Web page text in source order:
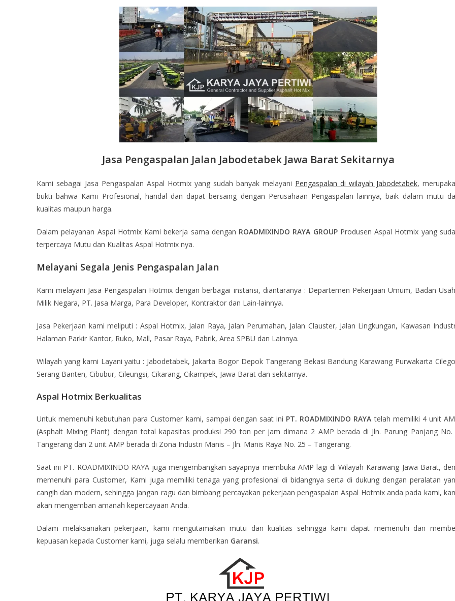
Jasa Pengaspalan Jalan Jabodetabek Jawa Barat Sekitarnya
Kami sebagai Jasa Pengaspalan Aspal Hotmix yang sudah banyak melayani Pengaspalan di wilayah Jabodetabek,
bukti bahwa Kami Profesional, handal dan dapat bersaing dengan Perusahaan Pengaspalan lainnya, baik dalam mutu
kualitas maupun harga.
Dalam pelayanan Aspal Hotmix Kami bekerja sama dengan ROADMIXINDO RAYA GROUPProdusen Aspal Hotmix yang
terpercaya Mutu dan Kualitas Aspal Hotmix nya.
Melayani Segala Jenis Pengaspalan Jalan
Kami melayani Jasa Pengaspalan Hotmix dengan berbagai instansi, diantaranya : Departemen Pekerjaan Umum, Badan
Milik Negara, PT. Jasa Marga, Para Developer, Kontraktor dan Lain-lainnya.
Jasa Pekerjaan kami meliputi : Aspal Hotmix, Jalan Raya, Jalan Perumahan, Jalan Clauster, Jalan Lingkungan, Kawasan
Halaman Parkir Kantor, Ruko, Mall, Pasar Raya, Pabrik, Area SPBU dan Lainnya.
Wilayah yang kami Layani yaitu : Jabodetabek, Jakarta Bogor Depok Tangerang Bekasi Bandung Karawang Purwakarta
Serang Banten, Cibubur, Cileungsi, Cikarang, Cikampek, Jawa Barat dan sekitarnya.
Aspal Hotmix Berkualitas
Untuk memenuhi kebutuhan para Customer kami, sampai dengan saat ini PT. ROADMIXINDO RAYA telah memiliki 4 unit
(Asphalt Mixing Plant) dengan total kapasitas produksi 290 ton per jam dimana 2 AMP berada di Jln. Parung Panjang No.
Tangerang dan 2 unit AMP berada di Zona Industri Manis – Jln. Manis Raya No. 25 – Tangerang.
Saat ini PT. ROADMIXINDO RAYA juga mengembangkan sayapnya membuka AMP lagi di Wilayah Karawang Jawa Barat,
memenuhi para Customer, Kami juga memiliki tenaga yang profesional di bidangnya serta di dukung dengan peralatan
cangih dan modern, sehingga jangan ragu dan bimbang percayakan pekerjaan pengaspalan Aspal Hotmix anda pada kami,
akan mengemban amanah kepercayaan Anda.
Dalam melaksanakan pekerjaan, kami mengutamakan mutu dan kualitas sehingga kami dapat memenuhi dan
kepuasan kepada Customer kami, juga selalu memberikan Garansi.